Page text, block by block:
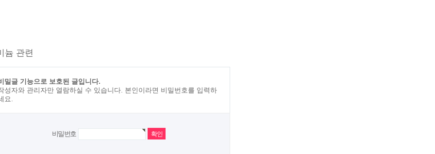
늄 관련
밀글 기능으로 보호된 글입니다.
성자와 관리자만 열람하실 수 있습니다. 본인이라면 비밀번호를 입력하
요.
비밀번호